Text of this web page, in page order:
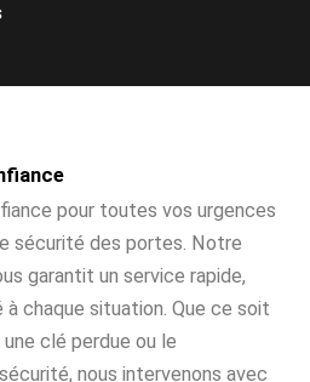
pour toutes vos urgences
sécurité des portes. Notre
garantit un service rapide,
chaque situation. Que ce soit
clé perdue ou le
nous intervenons avec